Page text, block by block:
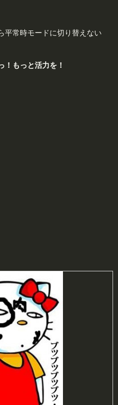
平常時モードに切り替えない
！ もっと活力を！